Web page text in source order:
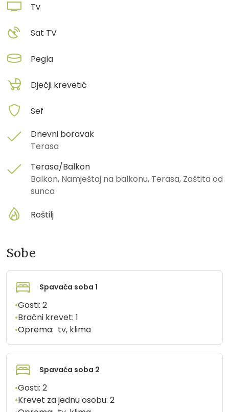
Tv
Sat TV
Pegla
Dječji krevetić
Sef
Dnevni boravak
Terasa
Terasa/Balkon
Balkon, Namještaj na balkonu, Terasa, Zaštita od
sunca
Roštilj
Sobe
Spavaća soba 1
•Gosti: 2
•Bračni krevet: 1
•Oprema: tv, klima
Spavaća soba 2
•Gosti: 2
•Krevet za jednu osobu: 2